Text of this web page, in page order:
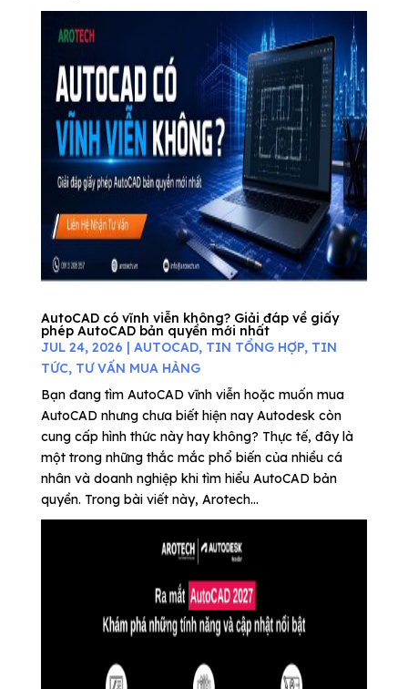
AutoCAD có vĩnh viễn không? Giải đáp về giấy
phép AutoCAD bản quyền mới nhất
JUL 24, 2026 | AUTOCAD, TIN TỔNG HỢP, TIN
TỨC, TƯ VẤN MUA HÀNG
Bạn đang tìm AutoCAD vĩnh viễn hoặc muốn mua
AutoCAD nhưng chưa biết hiện nay Autodesk còn
cung cấp hình thức này hay không? Thực tế, đây là
một trong những thắc mắc phổ biến của nhiều cá
nhân và doanh nghiệp khi tìm hiểu AutoCAD bản
quyền. Trong bài viết này, Arotech...